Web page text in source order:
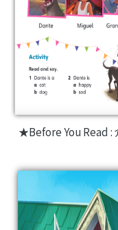
★Before You Read :